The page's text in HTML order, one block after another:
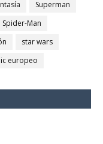
Superman
Spider-Man
star wars
europeo